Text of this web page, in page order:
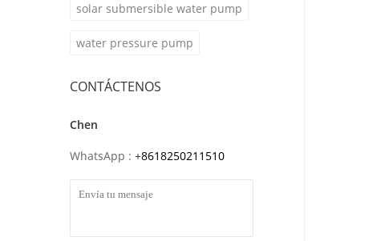
solar submersible water pump
water pressure pump
CONTÁCTENOS
Chen
WhatsApp : +8618250211510